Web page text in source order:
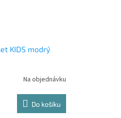
KIDS modrý
Na objednávku
Do košíku